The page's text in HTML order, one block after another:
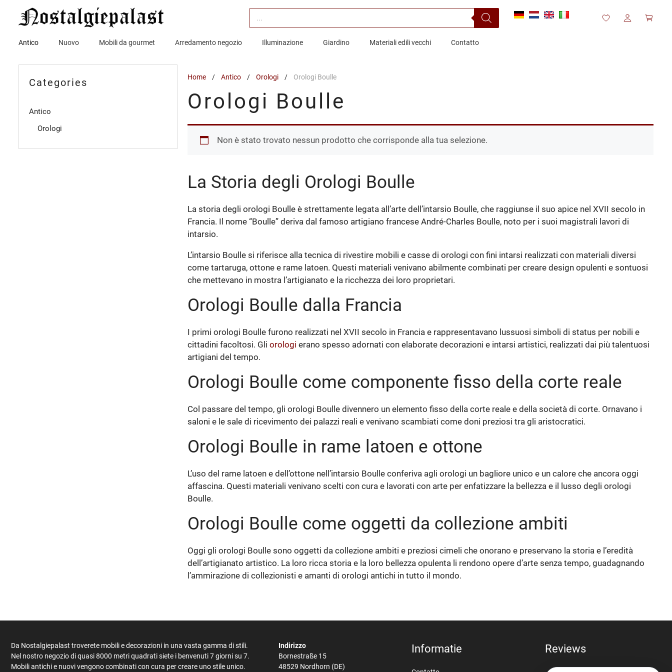
Products
search
Antico Nuovo Mobili da gourmet Arredamento negozio Illuminazione Giardino Materiali edili vecchi Contatto
Home / Antico / Orologi / Orologi Boulle
Orologi Boulle
Non è stato trovato nessun prodotto che corrisponde alla tua selezione.
La Storia degli Orologi Boulle
La storia degli orologi Boulle è strettamente legata all’arte dell’intarsio Boulle, che raggiunse il suo apice nel XVII secolo in
Francia. Il nome “Boulle” deriva dal famoso artigiano francese André-Charles Boulle, noto per i suoi magistrali lavori di
intarsio.
L’intarsio Boulle si riferisce alla tecnica di rivestire mobili e casse di orologi con fini intarsi realizzati con materiali diversi
come tartaruga, ottone e rame latoen. Questi materiali venivano abilmente combinati per creare design opulenti e sontuosi
che mettevano in mostra l’artigianato e la ricchezza dei loro proprietari.
Orologi Boulle dalla Francia
I primi orologi Boulle furono realizzati nel XVII secolo in Francia e rappresentavano lussuosi simboli di status per nobili e
cittadini facoltosi. Gli orologi erano spesso adornati con elaborate decorazioni e intarsi artistici, realizzati dai più talentuosi
artigiani del tempo.
Orologi Boulle come componente fisso della corte reale
Col passare del tempo, gli orologi Boulle divennero un elemento fisso della corte reale e della società di corte. Ornavano i
saloni e le sale di ricevimento dei palazzi reali e venivano scambiati come doni preziosi tra gli aristocratici.
Orologi Boulle in rame latoen e ottone
L’uso del rame latoen e dell’ottone nell’intarsio Boulle conferiva agli orologi un bagliore unico e un calore che ancora oggi
affascina. Questi materiali venivano scelti con cura e lavorati con arte per enfatizzare la bellezza e il lusso degli orologi
Boulle.
Orologi Boulle come oggetti da collezione ambiti
Oggi gli orologi Boulle sono oggetti da collezione ambiti e preziosi cimeli che onorano e preservano la storia e l’eredità
dell’artigianato artistico. La loro ricca storia e la loro bellezza opulenta li rendono opere d’arte senza tempo, guadagnando
l’ammirazione di collezionisti e amanti di orologi antichi in tutto il mondo.
Categories
Antico
Orologi
Da Nostalgiepalast troverete mobili e decorazioni in una vasta gamma di stili.
Nel nostro negozio di quasi 8000 metri quadrati siete i benvenuti 7 giorni su 7.
Mobili antichi e nuovi vengono combinati con cura per creare uno stile unico.
Indirizzo
Bornestraße 15
48529 Nordhorn (DE)
Informatie Reviews